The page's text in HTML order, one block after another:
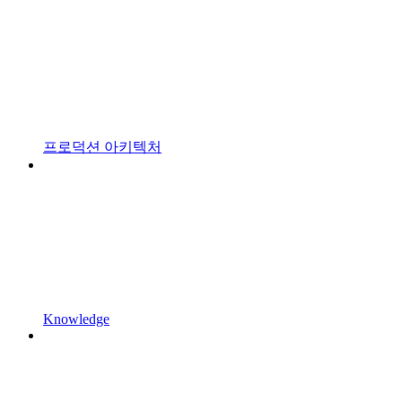
프로덕션 아키텍처
Knowledge